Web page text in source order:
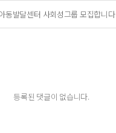
동발달센터 사회성그룹 모집합니다
등록된 댓글이 없습니다.